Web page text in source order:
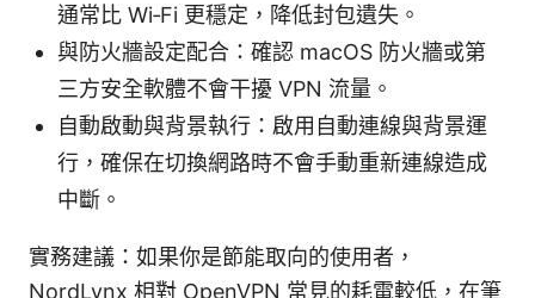
通常比 Wi‑Fi 更穩定，降低封包遺失。
與防火牆設定配合：確認 macOS 防火牆或第
三方安全軟體不會干擾 VPN 流量。
自動啟動與背景執行：啟用自動連線與背景運
行，確保在切換網路時不會手動重新連線造成
中斷。
實務建議：如果你是節能取向的使用者，
NordLynx 相對 OpenVPN 常見的耗電較低，在筆